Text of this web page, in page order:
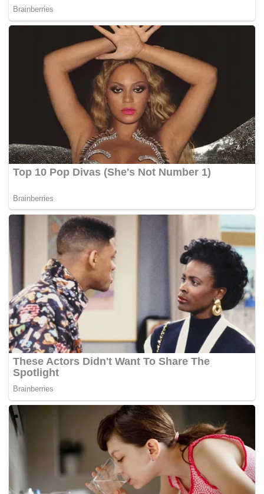
Lumpur (WPKL) dan Pentadbir Tanah WPKL sebagai
responden.
Mereka memohon deklarasi bahawa Borang D bertarikh 17
Ogos 2015 dan Borang E bertarikh 22 Oktober 2015 Akta
Pengambilan Tanah 1960 yang dikeluarkan responden
adalah tidak berperlembagaan, menyalahi undang-
undang, batal dan tidak sah.
Mereka juga memohon diberi kebenaran untuk memulakan
prosiding semakan kehakiman bagi satu perintahcertiorari
untuk membatalkan kelulusan tersebut.
termasuk keputusan dan
digantung serta-merta sehingga semakan kehakiman
selesai. – BERNAMA
Ampang Park MRT